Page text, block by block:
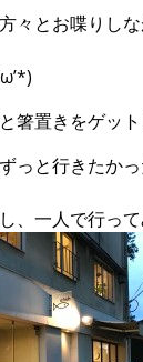
々とお喋りし
箸置きをゲッ
っと行きたか
、一人で行っ